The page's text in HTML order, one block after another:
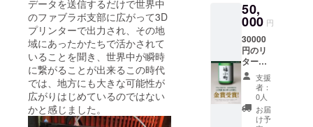
データを送信するだけで世界中
のファブラボ支部に広がって3D
プリンターで出力され、その地
域にあったかたちで活かされて
いることを聞き、世界中が瞬時
に繋がることが出来るこの時代
では、地方にも大きな可能性が
広がりはじめているのではない
かと感じました。
見つけ
た逸品
50,
000 円
30000
円のリ
ターン
品に加
え、 ・
地元の
逸品
純米大
支援
者：
0人
お届
け予